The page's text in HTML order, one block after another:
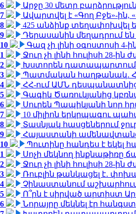
6
Արջը 30 մետր
7
Ավարտվել է «Գող Բջե»-ին,
8
425 անձինք տեղափոխվել
9
Դերասանին մեղադրում են
10
Գազ չի լինի օգոստոսի 4-
1
Ջուր չի լինի հուլիսի 28-ին
2
Խստորեն դատապարտում եմ
3
Պատմական հաղթանակ․
4
ՀՀ-ում ԱՄՆ դեսպանատնից
5
Գագիկ Ծառուկյանից
6
Սուրեն Պապիկյանի նոր
7
10 միլիոն երկրպագու
8
Տասնյակ հասցեներում ջուր
9
Հայաստանի
10
Պուտինը հանդես է եկել
1
Սոչի մեկնող ինքնաթիռը
2
Ջուր չի լինի հուլիսի 28-ին
3
Ռուբլին թանկացել է․
4
Չինաստանում
5
Ո՞րն է սիրված արտիստ
6
Նորայրը մեկնել էր